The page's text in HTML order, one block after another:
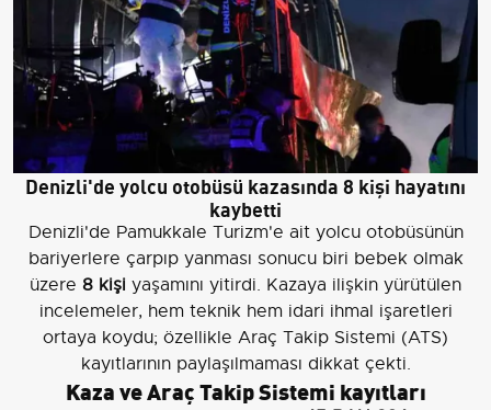
Denizli'de yolcu otobüsü kazasında 8 kişi hayatını
kaybetti
Denizli'de Pamukkale Turizm'e ait yolcu otobüsünün
bariyerlere çarpıp yanması sonucu biri bebek olmak
üzere 8 kişi yaşamını yitirdi. Kazaya ilişkin yürütülen
incelemeler, hem teknik hem idari ihmal işaretleri
ortaya koydu; özellikle Araç Takip Sistemi (ATS)
kayıtlarının paylaşılmaması dikkat çekti.
Kaza ve Araç Takip Sistemi kayıtları